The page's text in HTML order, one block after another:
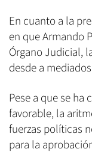
En cuanto a la
en que Armando
Órgano Judicial,
desde a
Pese a que se
favorable, la
fuerzas políticas
para la